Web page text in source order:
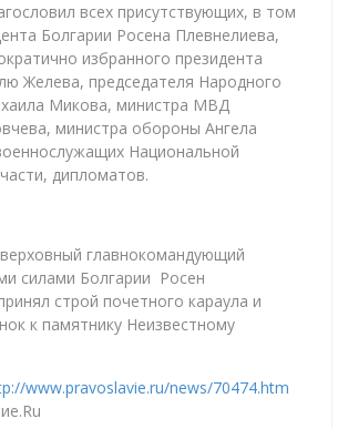
всех присутствующих, в том
Болгарии Росена Плевнелиева,
избранного президента
Желева, председателя Народного
Микова, министра МВД
министра обороны Ангела
Национальной
дипломатов.
главнокомандующий
силами Болгарии Росен
строй почетного караула и
к памятнику Неизвестному
www.pravoslavie.ru/news/70474.htm